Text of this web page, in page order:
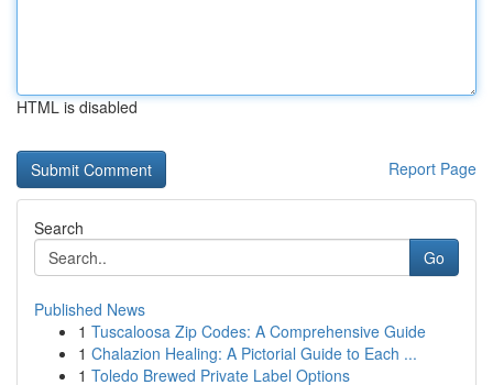
HTML is disabled
Report Page
Search
Go
Published News
1 Tuscaloosa Zip Codes: A Comprehensive Guide
1 Chalazion Healing: A Pictorial Guide to Each ...
1 Toledo Brewed Private Label Options